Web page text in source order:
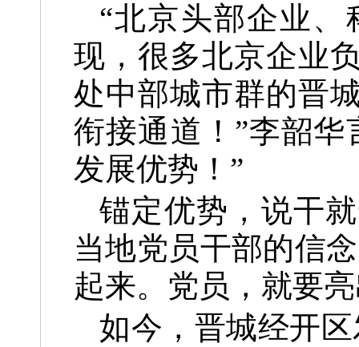
“北京头部企业
现，很多北京企业
处中部城市群的晋
衔接通道！”李韶
发展优势！”
锚定优势，说干
当地党员干部的信
起来。党员，就要
如今，晋城经开